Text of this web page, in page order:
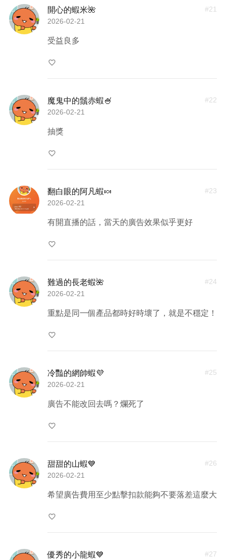
開心的蝦米🌺
2026-02-21
受益良多
favorite_border
#21
魔鬼中的鬚赤蝦🍧
2026-02-21
抽獎
favorite_border
#22
翻白眼的阿凡蝦🍬
2026-02-21
有開直播的話，當天的廣告效果似乎更好
favorite_border
#23
難過的長老蝦🌺
2026-02-21
重點是同一個產品都時好時壞了，就是不穩定！
favorite_border
#24
冷豔的網帥蝦💜
2026-02-21
廣告不能改回去嗎？爛死了
favorite_border
#25
甜甜的山蝦💙
2026-02-21
希望廣告費用至少點擊扣款能夠不要落差這麼大
favorite_border
#26
優秀的小龍蝦💙 #27